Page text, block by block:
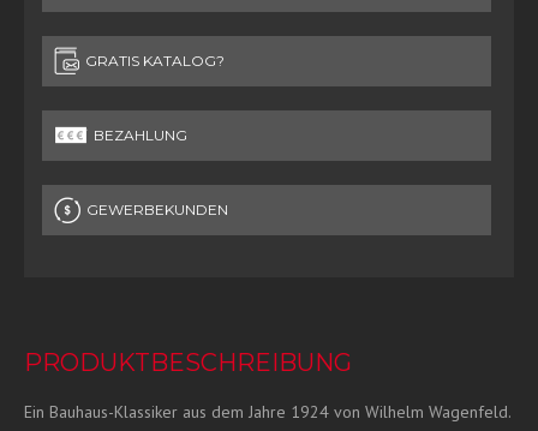
GRATIS KATALOG?
BEZAHLUNG
GEWERBEKUNDEN
PRODUKTBESCHREIBUNG
Ein Bauhaus-Klassiker aus dem Jahre 1924 von Wilhelm Wagenfeld.